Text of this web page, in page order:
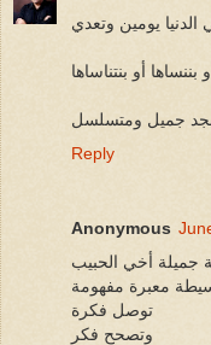
الدنيا يومين وتعدي
أو بنتناساها
جميل ومتسلسل
Reply
Anonymous
أخي الحبيب
معبرة مفهومة
توصل فكرة
وتصحح فكر